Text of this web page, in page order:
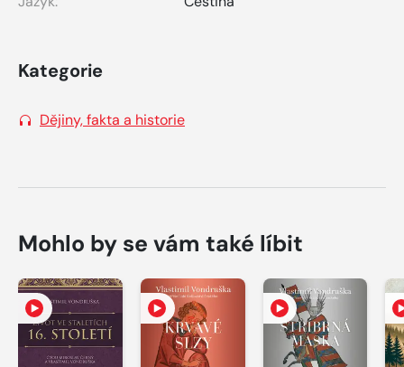
Kategorie
Dějiny, fakta a historie
Mohlo by se vám také líbit